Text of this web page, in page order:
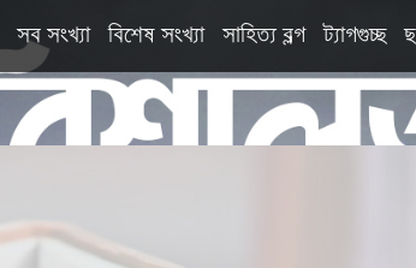
সব সংখ্যা বিশেষ সংখ্যা সাহিত্য ব্লগ ট্যাগগুচ্ছ